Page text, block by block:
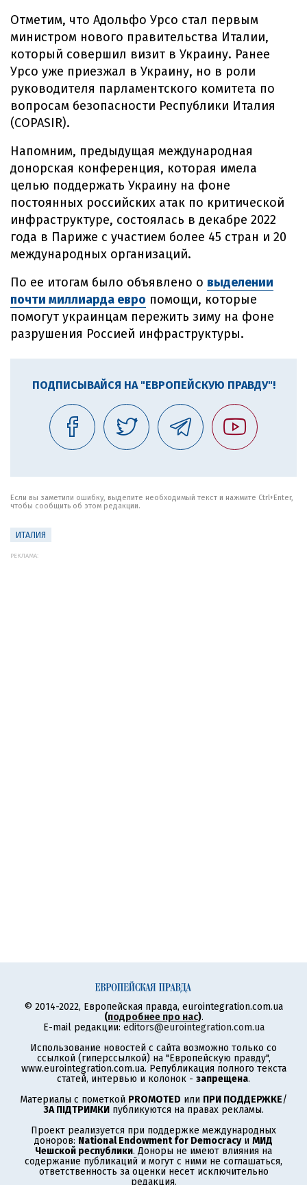
Отметим, что Адольфо Урсо стал первым
министром нового правительства Италии,
который совершил визит в Украину. Ранее
Урсо уже приезжал в Украину, но в роли
руководителя парламентского комитета по
вопросам безопасности Республики Италия
(COPASIR).
Напомним, предыдущая международная
донорская конференция, которая имела
целью поддержать Украину на фоне
постоянных российских атак по критической
инфраструктуре, состоялась в декабре 2022
года в Париже с участием более 45 стран и 20
международных организаций.
По ее итогам было объявлено о выделении
почти миллиарда евро помощи, которые
помогут украинцам пережить зиму на фоне
разрушения Россией инфраструктуры.
ПОДПИСЫВАЙСЯ НА "ЕВРОПЕЙСКУЮ ПРАВДУ"!
Если вы заметили ошибку, выделите необходимый текст и нажмите Ctrl+Enter,
чтобы сообщить об этом редакции.
ИТАЛИЯ
РЕКЛАМА:
© 2014-2022, Европейская правда, eurointegration.com.ua
(подробнее про нас).
E-mail редакции: editors@eurointegration.com.ua
Использование новостей с сайта возможно только со
ссылкой (гиперссылкой) на "Европейскую правду",
www.eurointegration.com.ua. Републикация полного текста
статей, интервью и колонок - запрещена.
Материалы с пометкой PROMOTED или ПРИ ПОДДЕРЖКЕ/
ЗА ПІДТРИМКИ публикуются на правах рекламы.
Проект реализуется при поддержке международных
доноров: National Endowment for Democracyи МИД
Чешской республики. Доноры не имеют влияния на
содержание публикаций и могут с ними не соглашаться,
ответственность за оценки несет исключительно
редакция.